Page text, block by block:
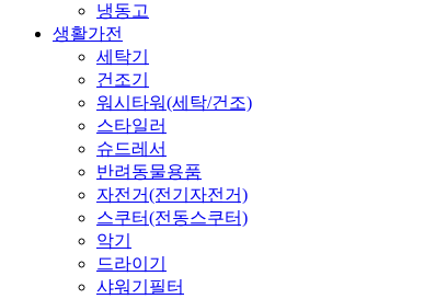
냉동고
생활가전
세탁기
건조기
워시타워(세탁/건조)
스타일러
슈드레서
반려동물용품
자전거(전기자전거)
스쿠터(전동스쿠터)
악기
드라이기
샤워기필터